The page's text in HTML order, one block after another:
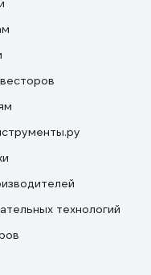
технологий